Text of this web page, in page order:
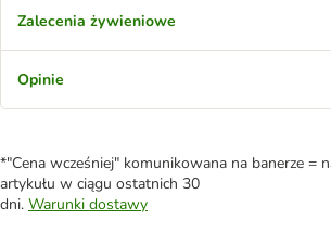
Zalecenia żywieniowe
Opinie
*"Cena wcześniej" komunikowana na banerze =
artykułu w ciągu ostatnich 30
dni. Warunki dostawy